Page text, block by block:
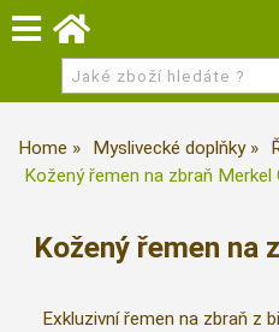
Home Myslivecké doplňky
Kožený řemen na zbraň Merkel
Kožený řemen na
Exkluzivní řemen na zbraň z